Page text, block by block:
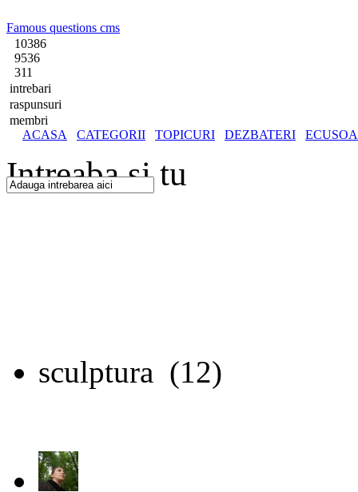
Famous questions cms
10386
9536
311
intrebari
raspunsuri
membri
ACASA
CATEGORII TOPICURI DEZBATERI
Intreaba si tu
sculptura (12)